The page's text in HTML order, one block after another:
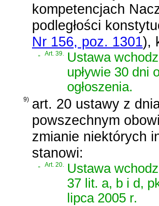
kompetencjach
podległości
Nr 156, poz. 1301),
Art. 39.
Ustawa
upływie 30 dni
ogłoszenia.
9) art. 20 ustawy z
powszechnym
zmianie niektórych
stanowi:
„ Art. 20. Ustawa
37 lit. a, b i d,
lipca 2005 r.